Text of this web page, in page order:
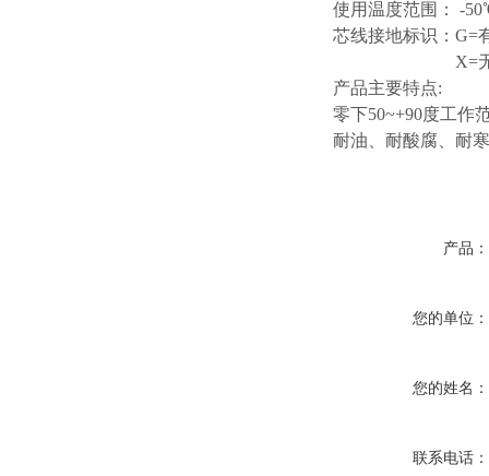
使用温度范围：
-
芯线接地标识： G=
X=
产品主要特点:
零下50~+90度工作
耐油、耐酸腐、耐
产品：
您的单位：
您的姓名：
联系电话：